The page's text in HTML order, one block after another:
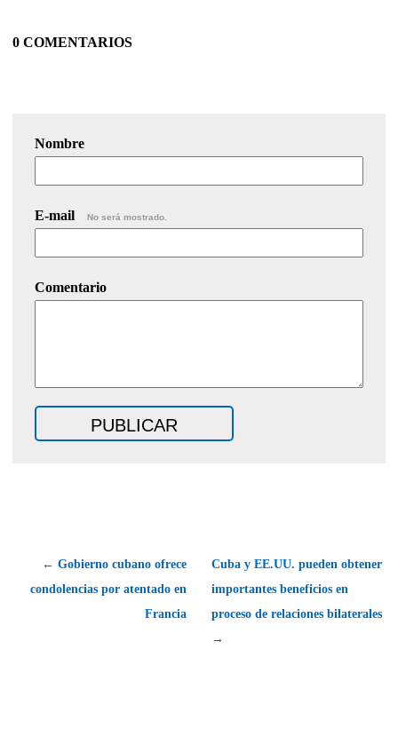
0 COMENTARIOS
Nombre
E-mail No será mostrado.
Comentario
← Gobierno cubano ofrece
condolencias por atentado en
Francia
Cuba y EE.UU. pueden obtener
importantes beneficios en
proceso de relaciones bilaterales
→